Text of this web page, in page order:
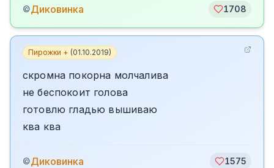
©Диковинка 1708
Пирожки + (01.10.2019)
скромна покорна молчалива
не беспокоит голова
готовлю гладью вышиваю
ква ква
©Диковинка 1575